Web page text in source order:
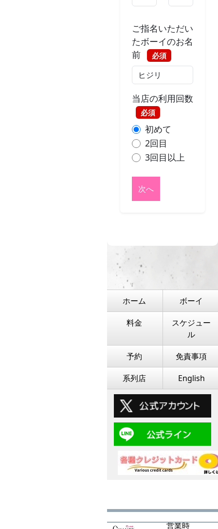
ご指名いただい
たボーイのお名
前
必須
当店の利用回数
必須
初めて
2回目
3回目以上
次へ
ホーム ボーイ
料金
スケジュー
ル
予約 免責事項
系列店 English
営業時